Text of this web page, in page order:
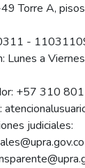
Torre A,
-
Lunes a
+57 310
judiciales: